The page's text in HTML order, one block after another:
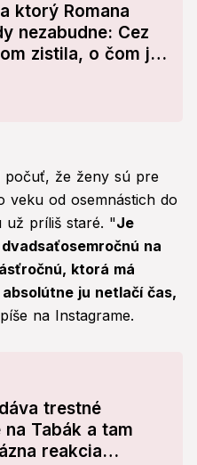
ktorý Romana
nezabudne: Cez
zistila, o čom je
počuť, že ženy sú pre
veku od osemnástich do
už príliš staré. "Je
na
ktorá má
ju netlačí čas,
píše na Instagrame.
trestné
na Tabák a tam
reakcia